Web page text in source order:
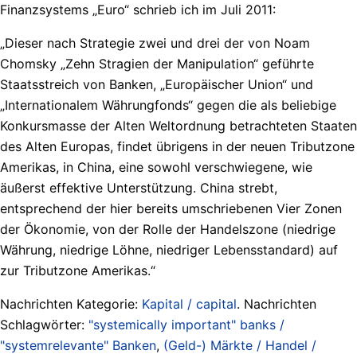
Finanzsystems „Euro“ schrieb ich im Juli 2011:
„Dieser nach Strategie zwei und drei der von Noam
Chomsky „Zehn Stragien der Manipulation“ geführte
Staatsstreich von Banken, „Europäischer Union“ und
„Internationalem Währungfonds“ gegen die als beliebige
Konkursmasse der Alten Weltordnung betrachteten Staaten
des Alten Europas, findet übrigens in der neuen Tributzone
Amerikas, in China, eine sowohl verschwiegene, wie
äußerst effektive Unterstützung. China strebt,
entsprechend der hier bereits umschriebenen Vier Zonen
der Ökonomie, von der Rolle der Handelszone (niedrige
Währung, niedrige Löhne, niedriger Lebensstandard) auf
zur Tributzone Amerikas.“
Nachrichten Kategorie: Kapital / capital. Nachrichten
Schlagwörter: "systemically important" banks /
"systemrelevante" Banken, (Geld-) Märkte / Handel /